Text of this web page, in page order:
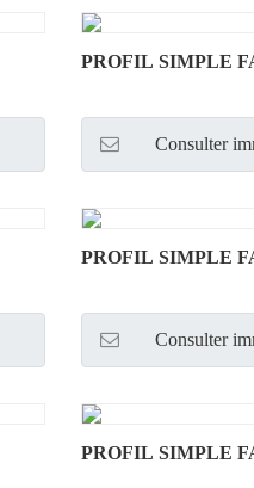
PROFIL SIMPLE
Consulter
PROFIL SIMPLE
Consulter
PROFIL SIMPLE